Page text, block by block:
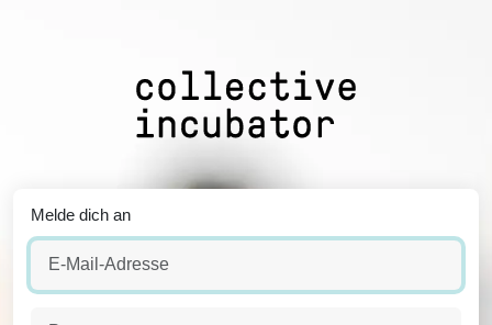
Melde dich an